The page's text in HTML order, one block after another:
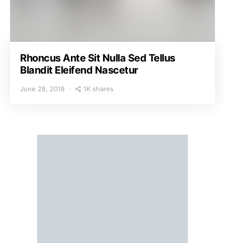
Rhoncus Ante Sit Nulla Sed Tellus
Blandit Eleifend Nascetur
June 28, 2018 1K shares